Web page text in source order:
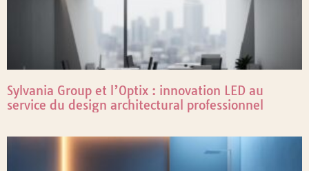
Sylvania Group et l’Optix : innovation LED au
service du design architectural professionnel